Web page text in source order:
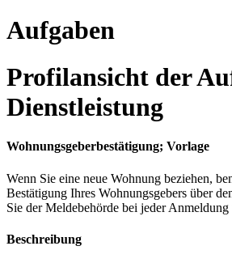
Aufgaben
Profilansicht der
Dienstleistung
Wohnungsgeberbestätigung; Vorlage
Wenn Sie eine neue Wohnung beziehen,
Bestätigung Ihres Wohnungsgebers über
Sie der Meldebehörde bei jeder Anmeldung
Beschreibung